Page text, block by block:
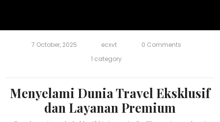
7 October, 2025 ecxvt
0 Comments
1 category
Menyelami Dunia Travel Eksklusif
dan Layanan Premium